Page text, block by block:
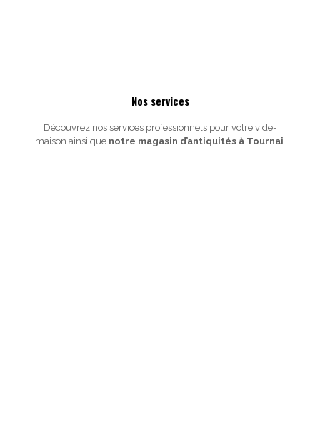
Nos services
Découvrez nos services professionnels pour votre vide-
maison ainsi que notre magasin d’antiquités à Tournai